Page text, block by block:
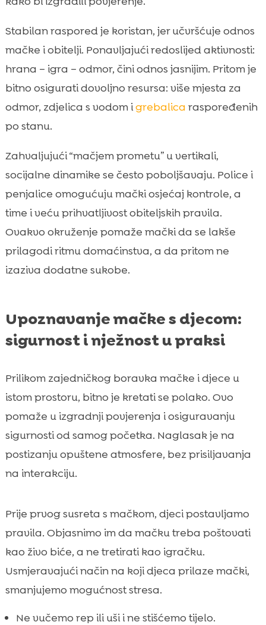
Stabilan raspored je koristan, jer učvršćuje odnos
mačke i obitelji. Ponavljajući redoslijed aktivnosti:
hrana – igra – odmor, čini odnos jasnijim. Pritom je
bitno osigurati dovoljno resursa: više mjesta za
odmor, zdjelica s vodom igrebalica raspoređenih
po stanu.
Zahvaljujući “mačjem prometu” u vertikali,
socijalne dinamike se često poboljšavaju. Police i
penjalice omogućuju mački osjećaj kontrole, a
time i veću prihvatljivost obiteljskih pravila.
Ovakvo okruženje pomaže mački da se lakše
prilagodi ritmu domaćinstva, a da pritom ne
izaziva dodatne sukobe.
Upoznavanje mačke s djecom:
sigurnost i nježnost u praksi
Prilikom zajedničkog boravka mačke i djece u
istom prostoru, bitno je kretati se polako. Ovo
pomaže u izgradnji povjerenja i osiguravanju
sigurnosti od samog početka. Naglasak je na
postizanju opuštene atmosfere, bez prisiljavanja
na interakciju.
Prije prvog susreta s mačkom, djeci postavljamo
pravila. Objasnimo im da mačku treba poštovati
kao živo biće, a ne tretirati kao igračku.
Usmjeravajući način na koji djeca prilaze mački,
smanjujemo mogućnost stresa.
Ne vučemo rep ili uši i ne stišćemo tijelo.